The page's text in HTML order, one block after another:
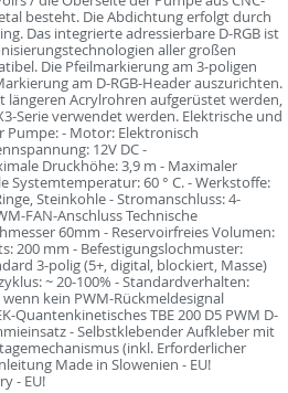
besteht. Die Abdichtung erfolgt durch
Das integrierte adressierbare D-RGB ist
aller großen
Die Pfeilmarkierung am 3-poligen
am D-RGB-Header auszurichten.
längeren Acrylrohren aufgerüstet werden,
Serie verwendet werden. Elektrische und
Pumpe: - Motor: Elektronisch
12V DC -
Druckhöhe: 3,9 m - Maximaler
Systemtemperatur: 60 ° C. - Werkstoffe:
Steinkohle - Stromanschluss: 4-
FAN-Anschluss Technische
60mm - Reservoirfreies Volumen:
200 mm - Befestigungslochmuster:
3-polig (5+, digital, blockiert, Masse)
~ 20-100% - Standardverhalten:
kein PWM-Rückmeldesignal
Quantenkinetisches TBE 200 D5 PWM D-
- Selbstklebender Aufkleber mit
(inkl. Erforderlicher
Made in Slowenien - EU!
- EU!